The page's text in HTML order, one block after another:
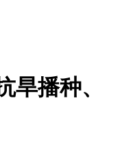
旱播种、